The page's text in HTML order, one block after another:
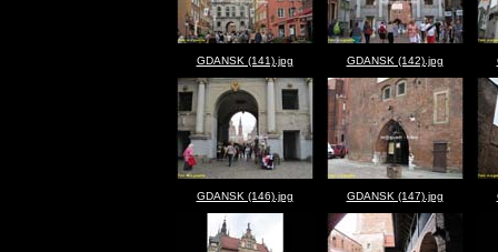
GDANSK (141).jpg GDANSK (142).jpg
GDANSK (146).jpg GDANSK (147).jpg